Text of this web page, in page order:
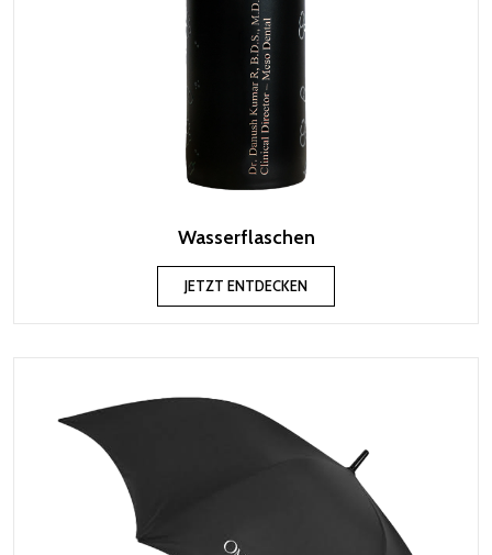
Wasserflaschen
JETZT ENTDECKEN